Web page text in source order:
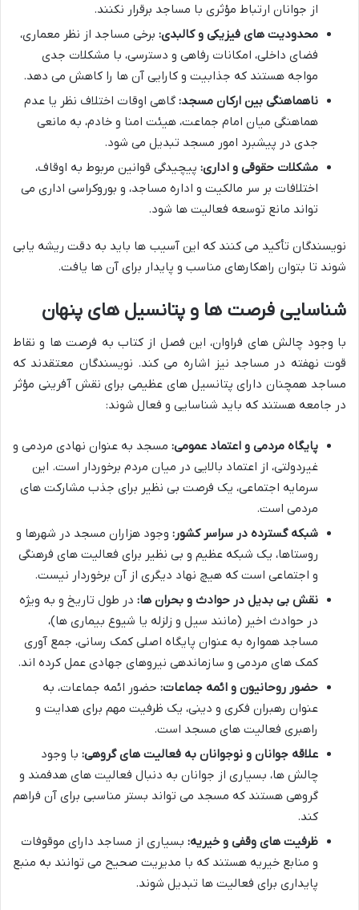
از جوانان ارتباط مؤثری با مساجد برقرار نکنند.
محدودیت های فیزیکی و کالبدی: برخی مساجد از نظر معماری،
فضای داخلی، امکانات رفاهی و دسترسی، با مشکلات جدی
مواجه هستند که جذابیت و کارایی آن ها را کاهش می دهد.
ناهماهنگی بین ارکان مسجد: گاهی اوقات اختلاف نظر یا عدم
هماهنگی میان امام جماعت، هیئت امنا و خادم، به مانعی
جدی در پیشبرد امور مسجد تبدیل می شود.
مشکلات حقوقی و اداری: پیچیدگی قوانین مربوط به اوقاف،
اختلافات بر سر مالکیت و اداره مساجد، و بوروکراسی اداری می
تواند مانع توسعه فعالیت ها شود.
نویسندگان تأکید می کنند که این آسیب ها باید به دقت ریشه یابی
شوند تا بتوان راهکارهای مناسب و پایدار برای آن ها یافت.
شناسایی فرصت ها و پتانسیل های پنهان
با وجود چالش های فراوان، این فصل از کتاب به فرصت ها و نقاط
قوت نهفته در مساجد نیز اشاره می کند. نویسندگان معتقدند که
مساجد همچنان دارای پتانسیل های عظیمی برای نقش آفرینی مؤثر
در جامعه هستند که باید شناسایی و فعال شوند:
پایگاه مردمی و اعتماد عمومی: مسجد به عنوان نهادی مردمی و
غیردولتی، از اعتماد بالایی در میان مردم برخوردار است. این
سرمایه اجتماعی، یک فرصت بی نظیر برای جذب مشارکت های
مردمی است.
شبکه گسترده در سراسر کشور: وجود هزاران مسجد در شهرها و
روستاها، یک شبکه عظیم و بی نظیر برای فعالیت های فرهنگی
و اجتماعی است که هیچ نهاد دیگری از آن برخوردار نیست.
نقش بی بدیل در حوادث و بحران ها: در طول تاریخ و به ویژه
در حوادث اخیر (مانند سیل و زلزله یا شیوع بیماری ها)،
مساجد همواره به عنوان پایگاه اصلی کمک رسانی، جمع آوری
کمک های مردمی و سازماندهی نیروهای جهادی عمل کرده اند.
حضور روحانیون و ائمه جماعات: حضور ائمه جماعات، به
عنوان رهبران فکری و دینی، یک ظرفیت مهم برای هدایت و
راهبری فعالیت های مسجد است.
علاقه جوانان و نوجوانان به فعالیت های گروهی: با وجود
چالش ها، بسیاری از جوانان به دنبال فعالیت های هدفمند و
گروهی هستند که مسجد می تواند بستر مناسبی برای آن فراهم
کند.
ظرفیت های وقفی و خیریه: بسیاری از مساجد دارای موقوفات
و منابع خیریه هستند که با مدیریت صحیح می توانند به منبع
پایداری برای فعالیت ها تبدیل شوند.